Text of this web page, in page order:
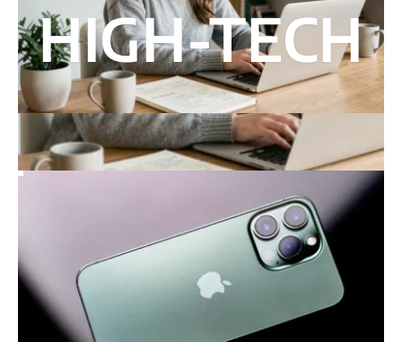
HIGH-TECH
Productivité, études, loisirs : gp Chat au
service de votre journée